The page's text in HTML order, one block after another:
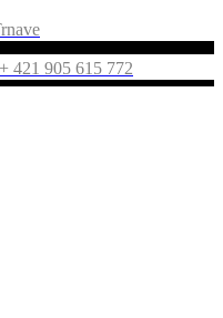
+ 421 905 615 772